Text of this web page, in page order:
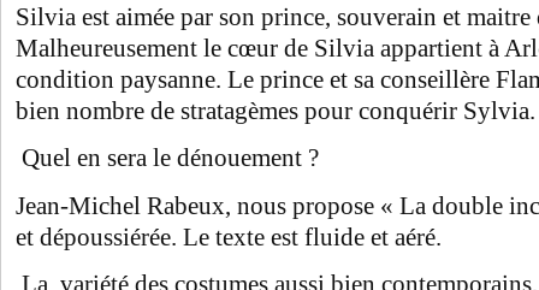
Silvia est aimée par son prince, souverain et
Malheureusement le cœur de Silvia appartient à
condition paysanne. Le prince et sa conseillère
bien nombre de stratagèmes pour conquérir Sylvia.
Quel en sera le dénouement ?
Jean-Michel Rabeux, nous propose « La double
et dépoussiérée. Le texte est fluide et aéré.
La variété des costumes aussi bien